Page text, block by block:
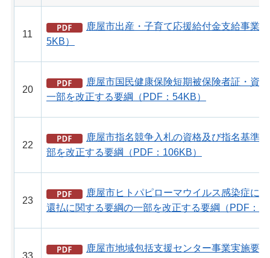
11
鹿屋市出産・子育て応援給付金支給事業
5KB）
20
鹿屋市国民健康保険短期被保険者証・資
一部を改正する要綱（PDF：54KB）
22
鹿屋市指名競争入札の資格及び指名基準
部を改正する要綱（PDF：106KB）
23
鹿屋市ヒトパピローマウイルス感染症に
還払に関する要綱の一部を改正する要綱（PDF：
鹿屋市地域包括支援センター事業実施要